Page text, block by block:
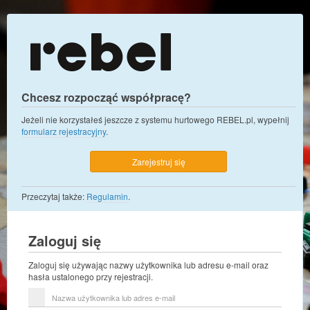
Chcesz rozpocząć współpracę?
Jeżeli nie korzystałeś jeszcze z systemu hurtowego REBEL.pl, wypełnij
formularz rejestracyjny.
Zarejestruj się
Przeczytaj także: Regulamin.
Zaloguj się
Zaloguj się używając nazwy użytkownika lub adresu e-mail oraz
hasła ustalonego przy rejestracji.
użytkownika